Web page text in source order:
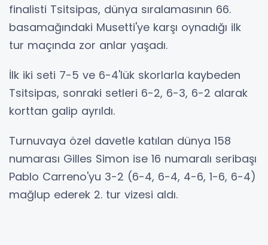
finalisti Tsitsipas, dünya sıralamasının 66.
basamağındaki Musetti'ye karşı oynadığı ilk
tur maçında zor anlar yaşadı.
İlk iki seti 7-5 ve 6-4'lük skorlarla kaybeden
Tsitsipas, sonraki setleri 6-2, 6-3, 6-2 alarak
korttan galip ayrıldı.
Turnuvaya özel davetle katılan dünya 158
numarası Gilles Simon ise 16 numaralı seribaşı
Pablo Carreno'yu 3-2 (6-4, 6-4, 4-6, 1-6, 6-4)
mağlup ederek 2. tur vizesi aldı.